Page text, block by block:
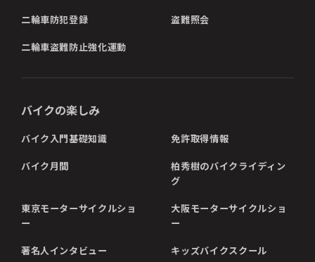
二輪車防犯登録 盗難照会
二輪車盗難防止強化運動
バイクの楽しみ
バイク入門基礎知識 免許取得情報
バイク月間
柏秀樹のバイクライディン
グ
東京モーターサイクルショ
ー
大阪モーターサイクルショ
ー
著名人インタビュー キッズバイクスクール